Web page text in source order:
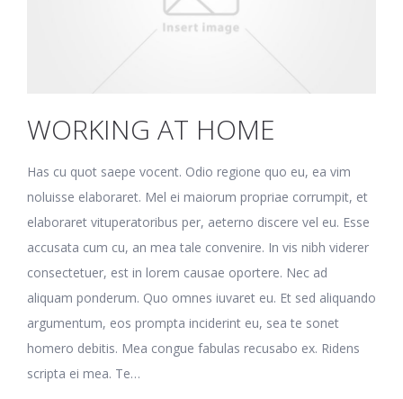
WORKING AT HOME
Has cu quot saepe vocent. Odio regione quo eu, ea vim
noluisse elaboraret. Mel ei maiorum propriae corrumpit, et
elaboraret vituperatoribus per, aeterno discere vel eu. Esse
accusata cum cu, an mea tale convenire. In vis nibh viderer
consectetuer, est in lorem causae oportere. Nec ad
aliquam ponderum. Quo omnes iuvaret eu. Et sed aliquando
argumentum, eos prompta inciderint eu, sea te sonet
homero debitis. Mea congue fabulas recusabo ex. Ridens
scripta ei mea. Te…